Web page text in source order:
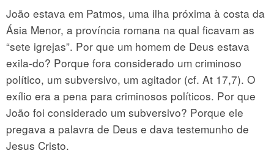
João estava em Patmos, uma ilha próxima à costa da
Ásia Menor, a província romana na qual ficavam as
“sete igrejas”. Por que um homem de Deus estava
exila-do? Porque fora considerado um criminoso
político, um subversivo, um agitador (cf. At 17,7). O
exílio era a pena para criminosos políticos. Por que
João foi considerado um subversivo? Porque ele
pregava a palavra de Deus e dava testemunho de
Jesus Cristo.